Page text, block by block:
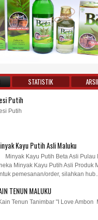
STATISTIK
Putih
Putih
Kayu Putih Asli Maluku
Kayu Putih Beta Asli Pulau
Minyak Kayu Putih Asli Produk
pemesanan/order, silahkan hub...
TENUN MALUKU
Tenun Tanimbar "I Love Ambon